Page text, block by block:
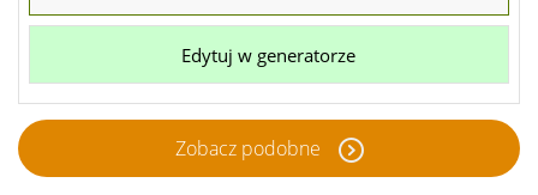
Edytuj w generatorze
Zobacz podobne